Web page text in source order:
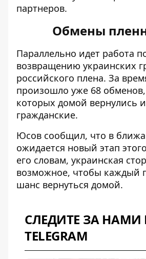
партнеров.
Обмены
Параллельно идет работа
возвращению украинских
российского плена. За
произошло уже 68 обменов
которых домой вернулись
гражданские.
Юсов сообщил, что в
ожидается новый этап
его словам, украинская
возможное, чтобы каждый
шанс вернуться домой.
СЛЕДИТЕ ЗА НАМИ
TELEGRAM